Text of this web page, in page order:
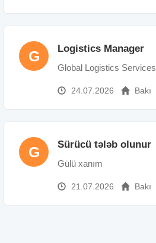
G Logistics Manager
Global Logistics Services
24.07.2026 Bakı
G Sürücü tələb olunur
Gülü xanım
21.07.2026 Bakı